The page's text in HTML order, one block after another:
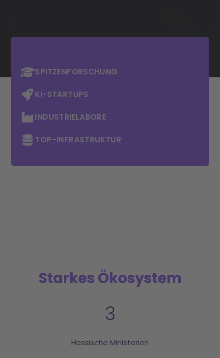
SPITZENFORSCHUNG
KI-STARTUPS
INDUSTRIELABORE
TOP-INFRASTRUKTUR
Starkes Ökosystem
3
Hessische Ministerien